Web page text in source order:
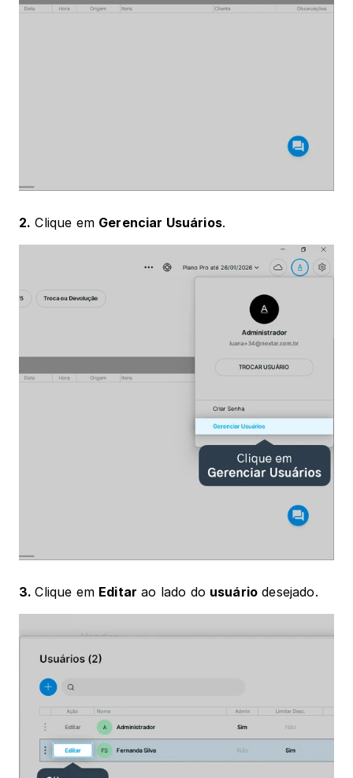
2. Clique em Gerenciar Usuários.
3. Clique em Editar ao lado do usuário desejado.